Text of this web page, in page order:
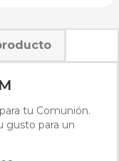
tu Comunión.
gusto para un